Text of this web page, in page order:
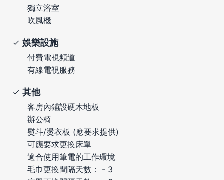
獨立浴室
吹風機
娛樂設施
付費電視頻道
有線電視服務
其他
客房內鋪設硬木地板
辦公椅
熨斗/燙衣板 (應要求提供)
可應要求更換床單
適合使用筆電的工作環境
毛巾更換間隔天數： - 3